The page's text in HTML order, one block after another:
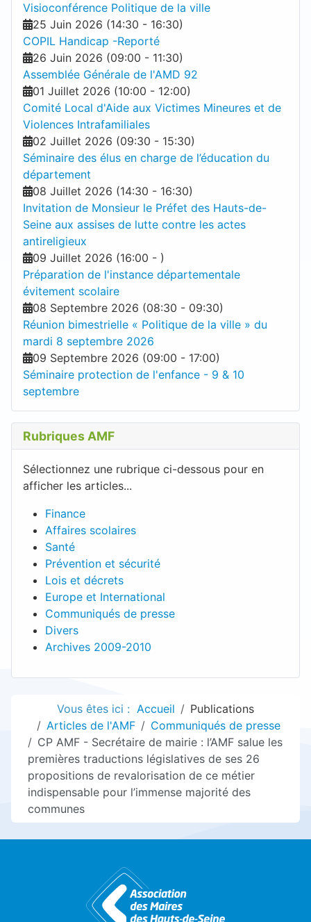
Visioconférence Politique de la ville
25 Juin 2026 (14:30 - 16:30)
COPIL Handicap -Reporté
26 Juin 2026 (09:00 - 11:30)
Assemblée Générale de l'AMD 92
01 Juillet 2026 (10:00 - 12:00)
Comité Local d'Aide aux Victimes Mineures et de
Violences Intrafamiliales
02 Juillet 2026 (09:30 - 15:30)
Séminaire des élus en charge de l’éducation du
département
08 Juillet 2026 (14:30 - 16:30)
Invitation de Monsieur le Préfet des Hauts-de-
Seine aux assises de lutte contre les actes
antireligieux
09 Juillet 2026 (16:00 - )
Préparation de l'instance départementale
évitement scolaire
08 Septembre 2026 (08:30 - 09:30)
Réunion bimestrielle « Politique de la ville » du
mardi 8 septembre 2026
09 Septembre 2026 (09:00 - 17:00)
Séminaire protection de l'enfance - 9 & 10
septembre
Rubriques AMF
Sélectionnez une rubrique ci-dessous pour en
afficher les articles...
Finance
Affaires scolaires
Santé
Prévention et sécurité
Lois et décrets
Europe et International
Communiqués de presse
Divers
Archives 2009-2010
Vous êtes ici : Accueil
Publications
Articles de l'AMF
Communiqués de presse
CP AMF - Secrétaire de mairie : l’AMF salue les
premières traductions législatives de ses 26
propositions de revalorisation de ce métier
indispensable pour l’immense majorité des
communes